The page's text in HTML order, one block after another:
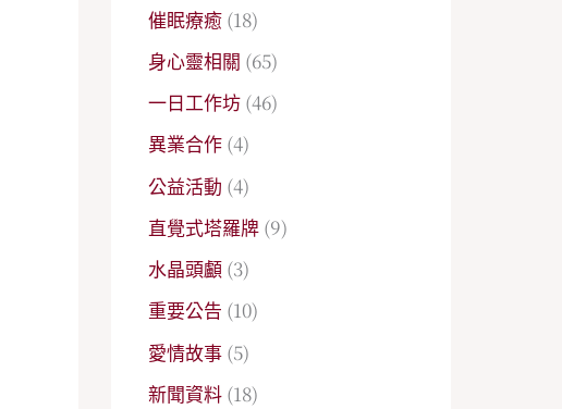
催眠療癒 (18)
身心靈相關 (65)
一日工作坊 (46)
異業合作 (4)
公益活動 (4)
直覺式塔羅牌 (9)
水晶頭顱 (3)
重要公告 (10)
愛情故事 (5)
新聞資料 (18)